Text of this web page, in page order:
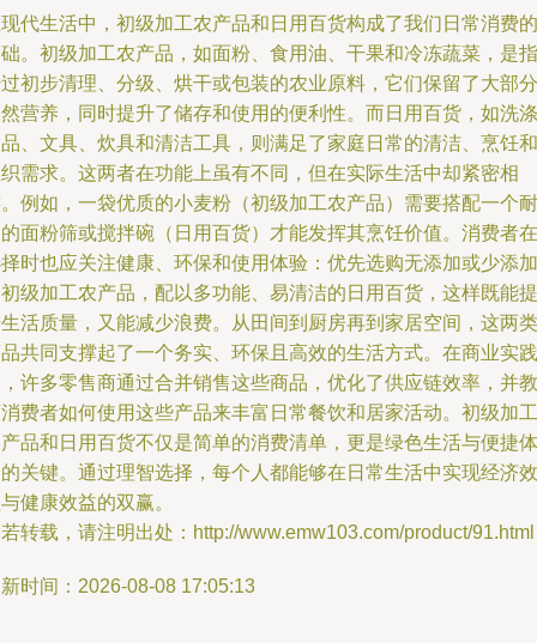
代生活中，初级加工农产品和日用百货构成了我们日常消费的
。初级加工农产品，如面粉、食用油、干果和冷冻蔬菜，是指
初步清理、分级、烘干或包装的农业原料，它们保留了大部分
营养，同时提升了储存和使用的便利性。而日用百货，如洗涤
、文具、炊具和清洁工具，则满足了家庭日常的清洁、烹饪和
需求。这两者在功能上虽有不同，但在实际生活中却紧密相
例如，一袋优质的小麦粉（初级加工农产品）需要搭配一个耐
面粉筛或搅拌碗（日用百货）才能发挥其烹饪价值。消费者在
时也应关注健康、环保和使用体验：优先选购无添加或少添加
级加工农产品，配以多功能、易清洁的日用百货，这样既能提
活质量，又能减少浪费。从田间到厨房再到家居空间，这两类
共同支撑起了一个务实、环保且高效的生活方式。在商业实践
许多零售商通过合并销售这些商品，优化了供应链效率，并教
费者如何使用这些产品来丰富日常餐饮和居家活动。初级加工
品和日用百货不仅是简单的消费清单，更是绿色生活与便捷体
关键。通过理智选择，每个人都能够在日常生活中实现经济效
健康效益的双赢。
转载，请注明出处：http://www.emw103.com/product/91.html
时间：2026-08-08 17:05:13